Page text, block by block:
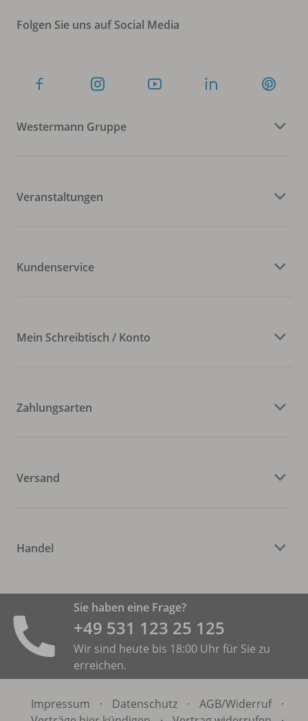
Folgen Sie uns auf Social Media
Westermann Gruppe
Veranstaltungen
Kundenservice
Mein Schreibtisch / Konto
Zahlungsarten
Versand
Handel
Sie haben eine Frage?
+49 531 ­123 25 125
Wir sind heute bis 18:00 Uhr für Sie zu
erreichen.
Impressum · Datenschutz · AGB/Widerruf
·